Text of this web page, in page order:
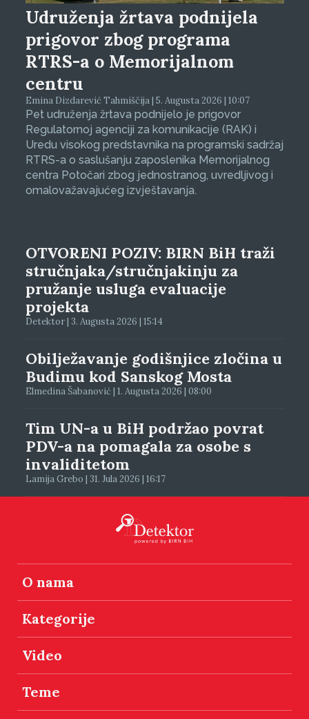
Udruženja žrtava podnijela
prigovor zbog programa
RTRS-a o Memorijalnom
centru
Emina Dizdarević Tahmiščija | 5. Augusta 2026 | 10:07
Pet udruženja žrtava podnijelo je prigovor
Regulatornoj agenciji za komunikacije (RAK) i
Uredu visokog predstavnika na programski sadržaj
RTRS-a o saslušanju zaposlenika Memorijalnog
centra Potočari zbog jednostranog, uvredljivog i
omalovažavajućeg izvještavanja.
OTVORENI POZIV: BIRN BiH traži
stručnjaka/stručnjakinju za
pružanje usluga evaluacije
projekta
Detektor | 3. Augusta 2026 | 15:14
Obilježavanje godišnjice zločina u
Budimu kod Sanskog Mosta
Elmedina Šabanović | 1. Augusta 2026 | 08:00
Tim UN-a u BiH podržao povrat
PDV-a na pomagala za osobe s
invaliditetom
Lamija Grebo | 31. Jula 2026 | 16:17
O nama
Kategorije
Video
Teme